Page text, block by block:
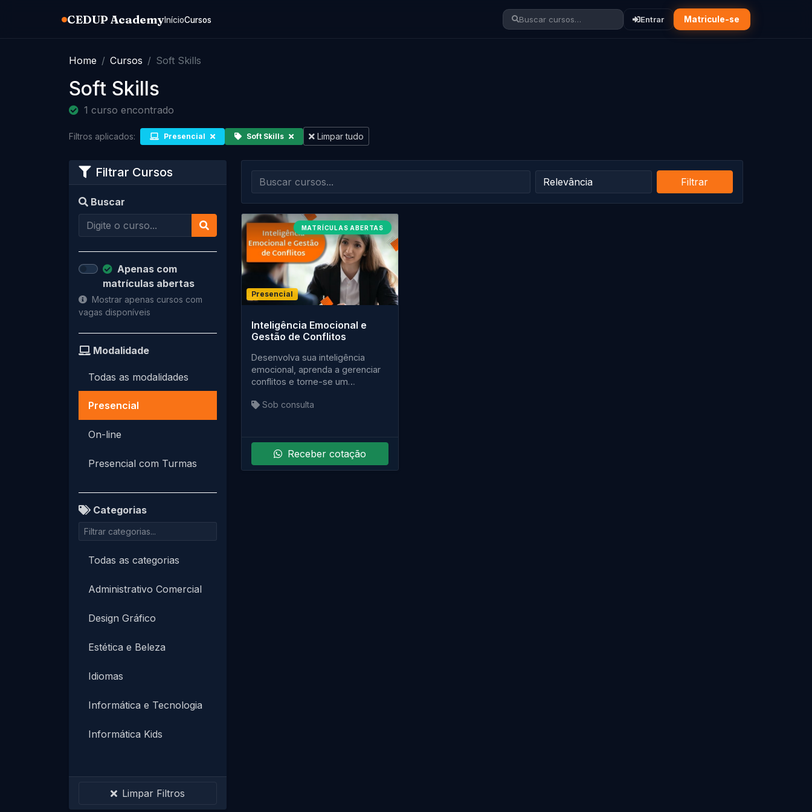
CEDUP AcademyInícioCursos Buscar cursos… Entrar Matricule-se
Home Cursos Soft Skills
Soft Skills
1 curso encontrado
Filtros aplicados: Presencial Soft Skills Limpar tudo
Filtrar Cursos
Buscar
Apenas com
matrículas abertas
Mostrar apenas cursos com
vagas disponíveis
Modalidade
Todas as modalidades
Presencial
On-line
Presencial com Turmas
Categorias
Todas as categorias
Administrativo Comercial
Design Gráfico
Estética e Beleza
Idiomas
Informática e Tecnologia
Informática Kids
PROMOÇÕES ESPECIAIS
Limpar Filtros
Filtrar
Presencial
MATRÍCULAS ABERTAS
Inteligência Emocional e
Gestão de Conflitos
Desenvolva sua inteligência
emocional, aprenda a gerenciar
conflitos e torne-se um
desafi
Sob consulta
Receber cotação